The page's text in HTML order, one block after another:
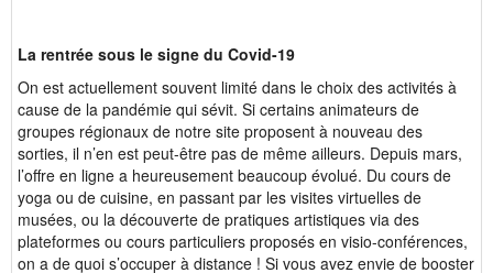
La rentrée sous le signe du Covid-19
On est actuellement souvent limité dans le choix des activités à
cause de la pandémie qui sévit. Si certains animateurs de
groupes régionaux de notre site proposent à nouveau des
sorties, il n’en est peut-être pas de même ailleurs. Depuis mars,
l’offre en ligne a heureusement beaucoup évolué. Du cours de
yoga ou de cuisine, en passant par les visites virtuelles de
musées, ou la découverte de pratiques artistiques via des
plateformes ou cours particuliers proposés en visio-conférences,
on a de quoi s’occuper à distance ! Si vous avez envie de booster